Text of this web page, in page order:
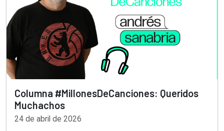
Columna #MillonesDeCanciones: Queridos
Muchachos
24 de abril de 2026